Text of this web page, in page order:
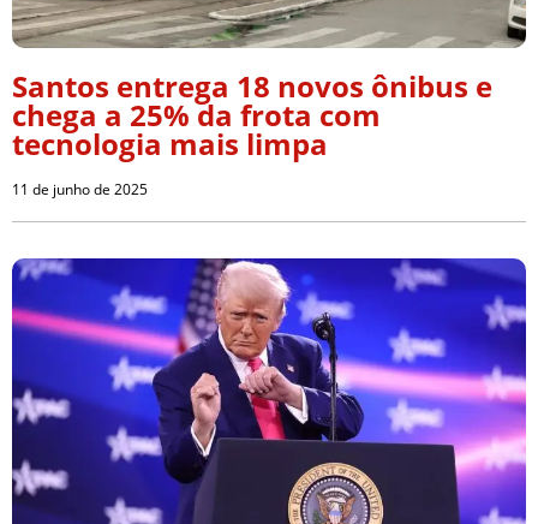
Santos entrega 18 novos ônibus e
chega a 25% da frota com
tecnologia mais limpa
11 de junho de 2025